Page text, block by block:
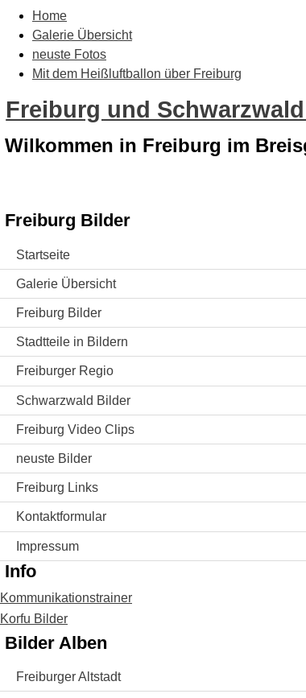
Home
Galerie Übersicht
neuste Fotos
Mit dem Heißluftballon über Freiburg
Freiburg und
Wilkommen in Freiburg im
Freiburg Bilder
Startseite
Galerie Übersicht
Freiburg Bilder
Stadtteile in Bildern
Freiburger Regio
Schwarzwald Bilder
Freiburg Video Clips
neuste Bilder
Freiburg Links
Kontaktformular
Impressum
Info
Kommunikationstrainer
Korfu Bilder
Bilder Alben
Freiburger Altstadt